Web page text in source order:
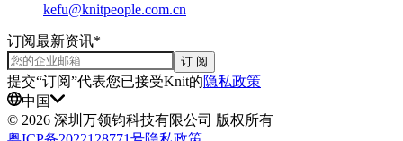
kefu@knitpeople.com.cn
订阅最新资讯*
订 阅
提交“订阅”代表您已接受Knit的隐私政策
中国
© 2026 深圳万领钧科技有限公司 版权所有